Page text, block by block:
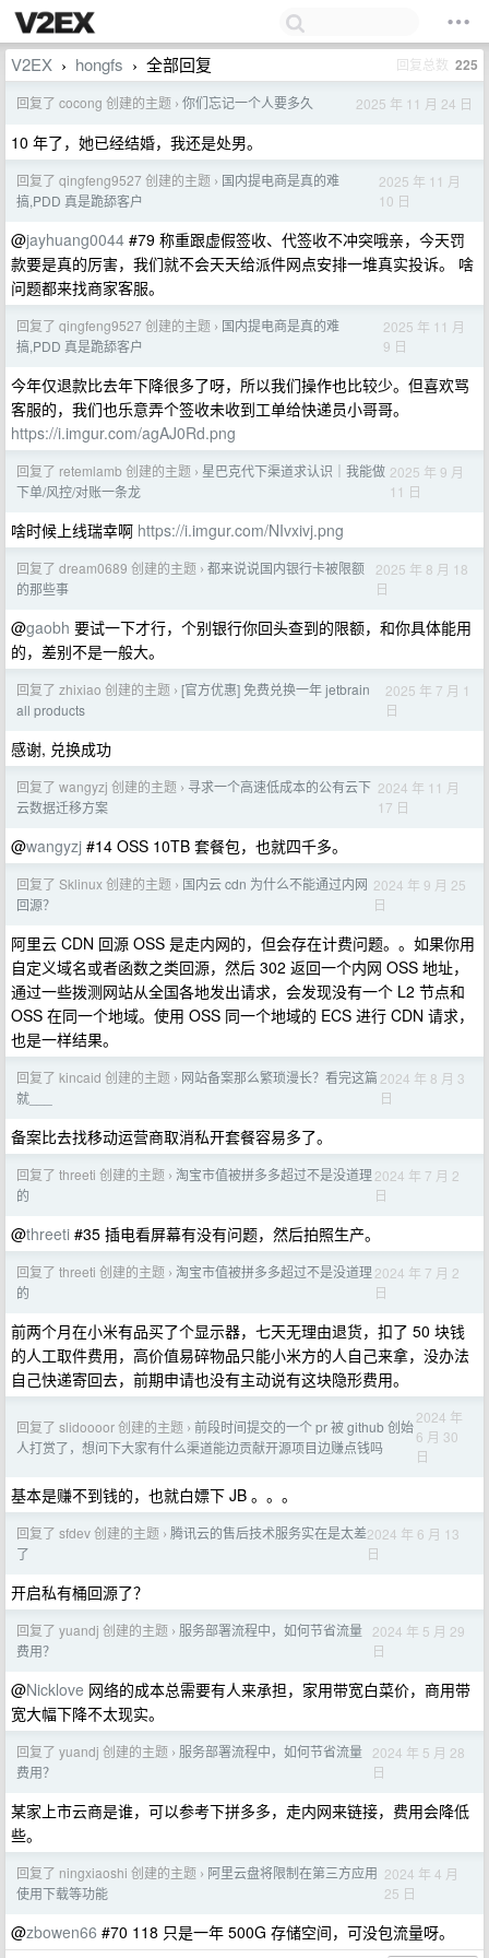
V2EX › hongfs › 全部回复 回复总数 225
回复了 cocong 创建的主题 › 你们忘记一个人要多久 2025 年 11 月 24 日
10 年了，她已经结婚，我还是处男。
回复了 qingfeng9527 创建的主题 › 国内提电商是真的难
搞,PDD 真是跪舔客户
2025 年 11 月
10 日
@jayhuang0044 #79 称重跟虚假签收、代签收不冲突哦亲，今天罚
款要是真的厉害，我们就不会天天给派件网点安排一堆真实投诉。 啥
问题都来找商家客服。
回复了 qingfeng9527 创建的主题 › 国内提电商是真的难
搞,PDD 真是跪舔客户
2025 年 11 月
9 日
今年仅退款比去年下降很多了呀，所以我们操作也比较少。但喜欢骂
客服的，我们也乐意弄个签收未收到工单给快递员小哥哥。
https://i.imgur.com/agAJ0Rd.png
回复了 retemlamb 创建的主题 › 星巴克代下渠道求认识｜我能做
下单/风控/对账一条龙
2025 年 9 月
11 日
啥时候上线瑞幸啊 https://i.imgur.com/NIvxivj.png
回复了 dream0689 创建的主题 › 都来说说国内银行卡被限额
的那些事
2025 年 8 月 18
日
@gaobh 要试一下才行，个别银行你回头查到的限额，和你具体能用
的，差别不是一般大。
回复了 zhixiao 创建的主题 › [官方优惠] 免费兑换一年 jetbrain
all products
2025 年 7 月 1
日
感谢, 兑换成功
回复了 wangyzj 创建的主题 › 寻求一个高速低成本的公有云下
云数据迁移方案
2024 年 11 月
17 日
@wangyzj #14 OSS 10TB 套餐包，也就四千多。
回复了 Sklinux 创建的主题 › 国内云 cdn 为什么不能通过内网
回源？
2024 年 9 月 25
日
阿里云 CDN 回源 OSS 是走内网的，但会存在计费问题。。如果你用
自定义域名或者函数之类回源，然后 302 返回一个内网 OSS 地址，
通过一些拨测网站从全国各地发出请求，会发现没有一个 L2 节点和
OSS 在同一个地域。使用 OSS 同一个地域的 ECS 进行 CDN 请求，
也是一样结果。
回复了 kincaid 创建的主题 › 网站备案那么繁琐漫长？看完这篇
就___
2024 年 8 月 3
日
备案比去找移动运营商取消私开套餐容易多了。
回复了 threeti 创建的主题 › 淘宝市值被拼多多超过不是没道理
的
2024 年 7 月 2
日
@threeti #35 插电看屏幕有没有问题，然后拍照生产。
回复了 threeti 创建的主题 › 淘宝市值被拼多多超过不是没道理
的
2024 年 7 月 2
日
前两个月在小米有品买了个显示器，七天无理由退货，扣了 50 块钱
的人工取件费用，高价值易碎物品只能小米方的人自己来拿，没办法
自己快递寄回去，前期申请也没有主动说有这块隐形费用。
回复了 slidoooor 创建的主题 › 前段时间提交的一个 pr 被 github 创始
人打赏了，想问下大家有什么渠道能边贡献开源项目边赚点钱吗
2024 年
6 月 30
日
基本是赚不到钱的，也就白嫖下 JB 。。。
回复了 sfdev 创建的主题 › 腾讯云的售后技术服务实在是太差
了
2024 年 6 月 13
日
开启私有桶回源了？
回复了 yuandj 创建的主题 › 服务部署流程中，如何节省流量
费用？
2024 年 5 月 29
日
@Nicklove 网络的成本总需要有人来承担，家用带宽白菜价，商用带
宽大幅下降不太现实。
回复了 yuandj 创建的主题 › 服务部署流程中，如何节省流量
费用？
2024 年 5 月 28
日
某家上市云商是谁，可以参考下拼多多，走内网来链接，费用会降低
些。
回复了 ningxiaoshi 创建的主题 › 阿里云盘将限制在第三方应用
使用下载等功能
2024 年 4 月
25 日
@zbowen66 #70 118 只是一年 500G 存储空间，可没包流量呀。